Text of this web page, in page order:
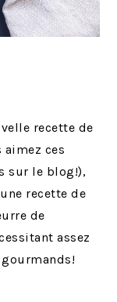
recette de
aimez ces
sur le blog!),
recette de
de
assez